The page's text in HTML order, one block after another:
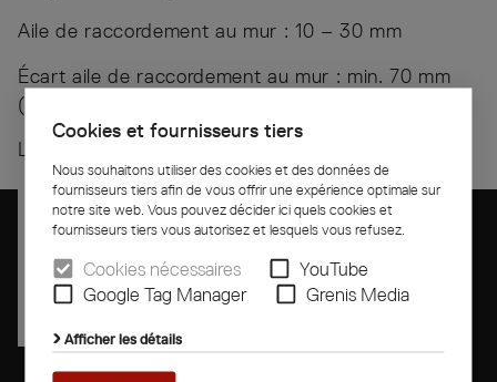
Cookies et fournisseurs tiers
Nous souhaitons utiliser des cookies et des données de
fournisseurs tiers afin de vous offrir une expérience optimale sur
notre site web. Vous pouvez décider ici quels cookies et
fournisseurs tiers vous autorisez et lesquels vous refusez.
Cookies nécessaires
YouTube
Google Tag Manager
Grenis Media
Afficher les détails
Aile de raccordement au mur : 10 – 30 mm
Écart aile de raccordement au mur : min. 70 mm
(forme U)
Longueur (cote de battée) : 590 – 2600 mm